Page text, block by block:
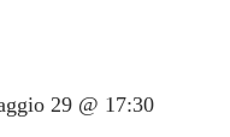
29 @ 17:30